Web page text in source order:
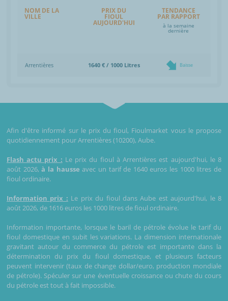
NOM DE LA
VILLE
PRIX DU
FIOUL
AUJOURD'HUI
TENDANCE
PAR RAPPORT
à la semaine
dernière
Arrentières 1640 € / 1000 Litres Baisse
Afin d'être informé sur le prix du fioul, Fioulmarket vous le propose
quotidiennement pour Arrentières (10200), Aube.
Flash actu prix : Le prix du fioul à Arrentières est aujourd'hui, le 8
août 2026,à la hausse avec un tarif de 1640 euros les 1000 litres de
fioul ordinaire.
Information prix : Le prix du fioul dans Aube est aujourd'hui, le 8
août 2026, de 1616 euros les 1000 litres de fioul ordinaire.
Information importante, lorsque le baril de pétrole évolue le tarif du
fioul domestique en subit les variations. La dimension internationale
gravitant autour du commerce du pétrole est importante dans la
détermination du prix du fioul domestique, et plusieurs facteurs
peuvent intervenir (taux de change dollar/euro, production mondiale
de pétrole). Spéculer sur une éventuelle croissance ou chute du cours
du pétrole est tout à fait impossible.